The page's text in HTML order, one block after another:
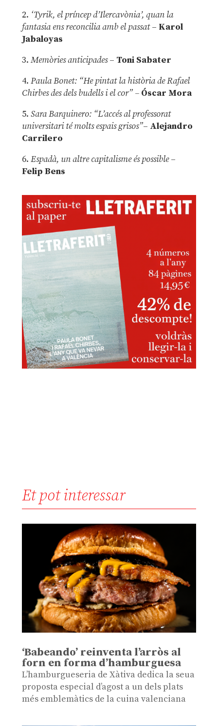
2. ‘Tyrik, el príncep d’Ilercavònia’, quan la
fantasia ens reconcilia amb el passat– Karol
Jabaloyas
3. Memòries anticipades– Toni Sabater
4. Paula Bonet: “He pintat la història de Rafael
Chirbes des dels budells i el cor” –Óscar Mora
5. Sara Barquinero: “L’accés al professorat
universitari té molts espais grisos”– Alejandro
Carrilero
6. Espadà, un altre capitalisme és possible –
Felip Bens
Et pot interessar
‘Babeando’ reinventa l’arròs al
forn en forma d’hamburguesa
L’hamburgueseria de Xàtiva dedica la seua
proposta especial d’agost a un dels plats
més emblemàtics de la cuina valenciana